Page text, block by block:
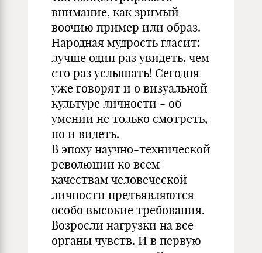
внимание, как зримый
воочию пример или образ.
Народная мудрость гласит:
лучше один раз увидеть, чем
сто раз услышать! Сегодня
уже говорят и о визуальной
культуре личности - об
умении не только смотреть,
но и видеть.
В эпоху научно-технической
революции ко всем
качествам человеческой
личности предъявляются
особо высокие требования.
Возросли нагрузки на все
органы чувств. И в первую